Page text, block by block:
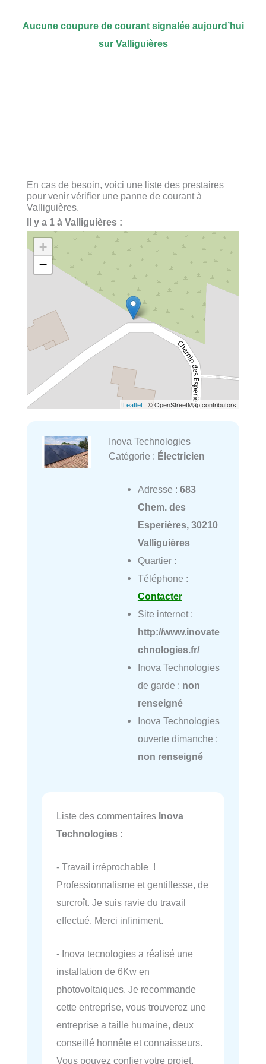
Aucune coupure de courant signalée aujourd’hui
sur Valliguières
En cas de besoin, voici une liste des prestaires
pour venir vérifier une panne de courant à
Valliguières.
Il y a 1 à Valliguières :
+
−
Leaflet | © OpenStreetMap contributors
Inova Technologies
Catégorie : Électricien
Adresse : 683
Chem. des
Esperières, 30210
Valliguières
Quartier :
Téléphone :
Contacter
Site internet :
http://www.inovate
chnologies.fr/
Inova Technologies
de garde : non
renseigné
Inova Technologies
ouverte dimanche :
non renseigné
Liste des commentaires Inova
Technologies :
- Travail irréprochable !
Professionnalisme et gentillesse, de
surcroît. Je suis ravie du travail
effectué. Merci infiniment.
- Inova tecnologies a réalisé une
installation de 6Kw en
photovoltaiques. Je recommande
cette entreprise, vous trouverez une
entreprise a taille humaine, deux
conseillé honnête et connaisseurs.
Vous pouvez confier votre projet.